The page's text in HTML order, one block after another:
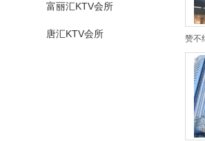
富丽汇KTV会所
唐汇KTV会所 赞不